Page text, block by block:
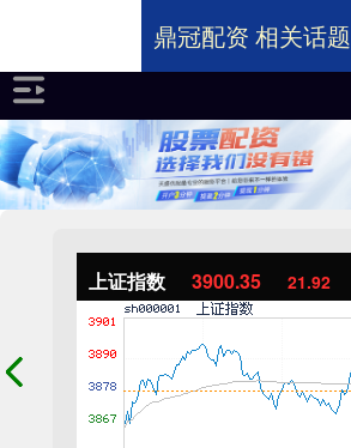
上证指数 3900.35 21.92
鼎冠配资 相关话题